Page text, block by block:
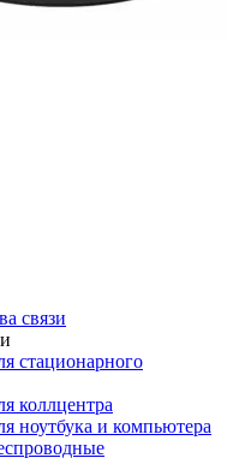
связи
стационарного
коллцентра
ноутбука и компьютера